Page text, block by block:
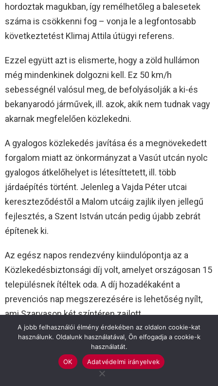
hordoztak magukban, így remélhetőleg a balesetek
száma is csökkenni fog – vonja le a legfontosabb
következtetést Klimaj Attila útügyi referens.
Ezzel együtt azt is elismerte, hogy a zöld hullámon
még mindenkinek dolgozni kell. Ez 50 km/h
sebességnél valósul meg, de befolyásolják a ki-és
bekanyarodó járművek, ill. azok, akik nem tudnak vagy
akarnak megfelelően közlekedni.
A gyalogos közlekedés javítása és a megnövekedett
forgalom miatt az önkormányzat a Vasút utcán nyolc
gyalogos átkelőhelyet is létesíttetett, ill. több
járdaépítés történt. Jelenleg a Vajda Péter utcai
kereszteződéstől a Malom utcáig zajlik ilyen jellegű
fejlesztés, a Szent István utcán pedig újabb zebrát
építenek ki.
Az egész napos rendezvény kiindulópontja az a
Közlekedésbiztonsági díj volt, amelyet országosan 15
településnek ítéltek oda. A díj hozadékaként a
prevenciós nap megszerezésére is lehetőség nyílt,
ami Szarvason két színtéren zajlott.
A Polgármesteri Hivatal tanácstermében tartott
fórumot a GRSP Magyarország Egyesület koordinálta.
A 2005 óta működő szervezet a közlekedésben
A jobb felhasználói élmény érdekében az oldalon cookie-kat
használunk. Oldalunk használatával, Ön elfogadja a cookie-k
használatát.
OK
Adatvédelmi irányelvek